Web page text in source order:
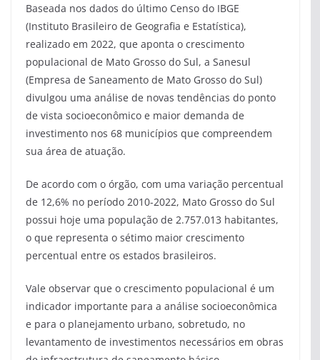
Baseada nos dados do último Censo do IBGE
(Instituto Brasileiro de Geografia e Estatística),
realizado em 2022, que aponta o crescimento
populacional de Mato Grosso do Sul, a Sanesul
(Empresa de Saneamento de Mato Grosso do Sul)
divulgou uma análise de novas tendências do ponto
de vista socioeconômico e maior demanda de
investimento nos 68 municípios que compreendem
sua área de atuação.
De acordo com o órgão, com uma variação percentual
de 12,6% no período 2010-2022, Mato Grosso do Sul
possui hoje uma população de 2.757.013 habitantes,
o que representa o sétimo maior crescimento
percentual entre os estados brasileiros.
Vale observar que o crescimento populacional é um
indicador importante para a análise socioeconômica
e para o planejamento urbano, sobretudo, no
levantamento de investimentos necessários em obras